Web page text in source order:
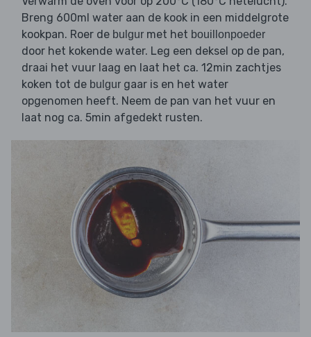
Breng 600ml water aan de kook in een middelgrote
kookpan. Roer de bulgur met het bouillonpoeder
door het kokende water. Leg een deksel op de pan,
draai het vuur laag en laat het ca. 12min zachtjes
koken tot de bulgur gaar is en het water
opgenomen heeft. Neem de pan van het vuur en
laat nog ca. 5min afgedekt rusten.